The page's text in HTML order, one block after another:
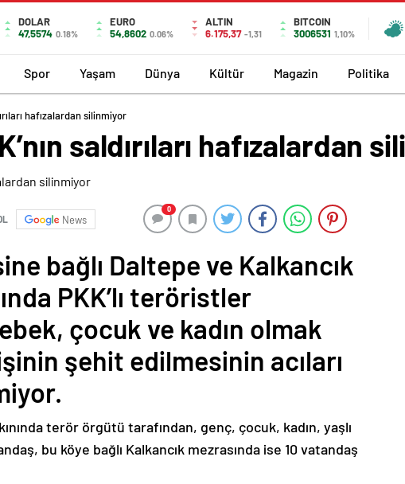
DOLAR
47,5574 0.18%
EURO
54,8602 0.06%
ALTIN
6.175,37 -1,31
BITCOIN
3006531 1,10%
Spor Yaşam Dünya Kültür Magazin Politika
hafızalardan silinmiyor
saldırıları hafızalardan
News
0
bağlı Daltepe ve Kalkancık
PKK’lı teröristler
çocuk ve kadın olmak
şehit edilmesinin acıları
terör örgütü tarafından, genç, çocuk, kadın, yaşlı
bu köye bağlı Kalkancık mezrasında ise 10 vatandaş